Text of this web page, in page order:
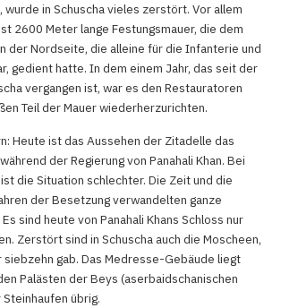
in Schuscha vieles zerstört. Vor allem
2600 Meter lange Festungsmauer, die dem
der Nordseite, die alleine für die Infanterie und
gedient hatte. In dem einem Jahr, das seit der
vergangen ist, war es den Restauratoren
Teil der Mauer wiederherzurichten.
Heute ist das Aussehen der Zitadelle das
der Regierung von Panahali Khan. Bei
die Situation schlechter. Die Zeit und die
der Besetzung verwandelten ganze
sind heute von Panahali Khans Schloss nur
Zerstört sind in Schuscha auch die Moscheen,
gab. Das Medresse-Gebäude liegt
Palästen der Beys (aserbaidschanischen
übrig.